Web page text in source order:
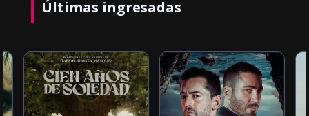
Últimas ingresadas